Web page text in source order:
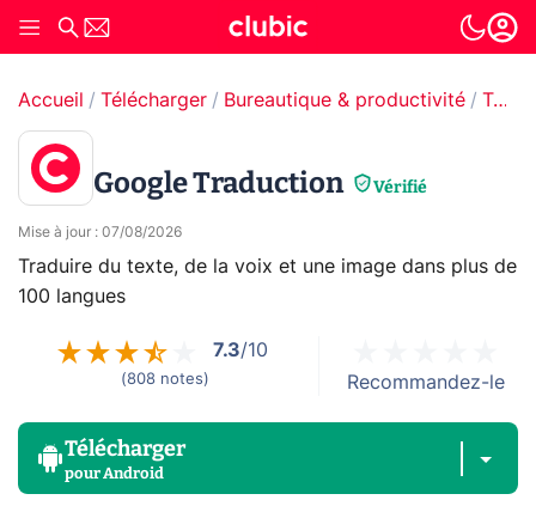
Accueil Télécharger Bureautique & productivité Traducteur
Google Traduction Vérifié
Mise à jour : 07/08/2026
Traduire du texte, de la voix et une image dans plus de
100 langues
7.3/10
(808 notes) Recommandez-le
Télécharger
pourAndroid